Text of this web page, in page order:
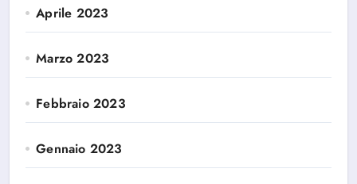
Aprile 2023
Marzo 2023
Febbraio 2023
Gennaio 2023